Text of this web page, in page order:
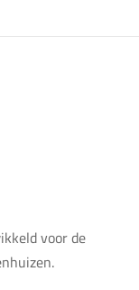
voor de